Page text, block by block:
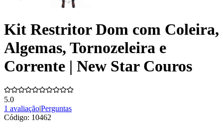
Kit Restritor Dom com Coleira,
Algemas, Tornozeleira e
Corrente | New Star Couros
5.0
1 avaliação|Perguntas
Código: 10462